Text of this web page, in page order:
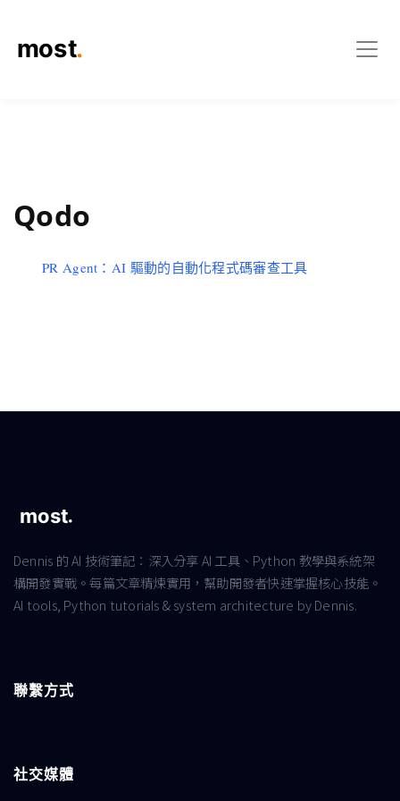
Qodo
PR Agent：AI 驅動的自動化程式碼審查工具
Dennis 的 AI 技術筆記：深入分享 AI 工具、Python 教學與系統架
構開發實戰。每篇文章精煉實用，幫助開發者快速掌握核心技能。
AI tools, Python tutorials & system architecture by Dennis.
聯繫方式
社交媒體